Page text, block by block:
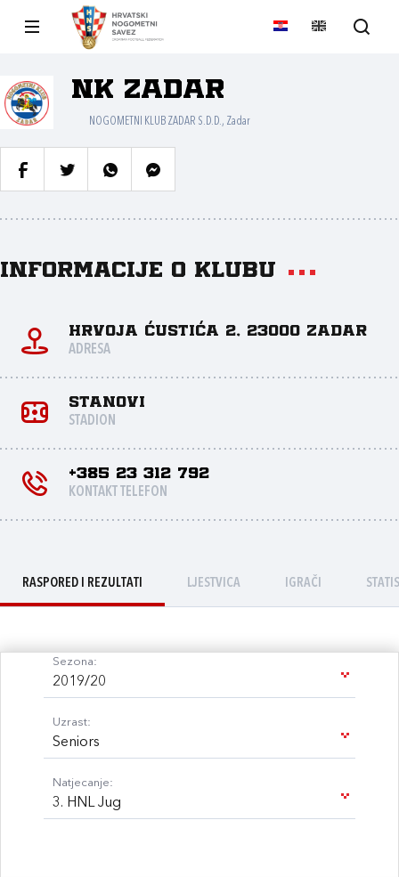
NK Zadar
NOGOMETNI KLUB ZADAR S.D.D., Zadar
Informacije o klubu
Hrvoja Ćustića 2, 23000 Zadar
ADRESA
Stanovi
STADION
+385 23 312 792
KONTAKT TELEFON
RASPORED I REZULTATI LJESTVICA IGRAČI
Sezona:
2019/20
Uzrast:
Seniors
Natjecanje:
3. HNL Jug